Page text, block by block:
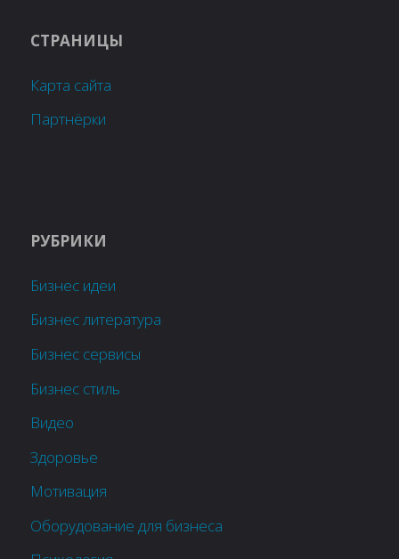
СТРАНИЦЫ
Карта сайта
Партнёрки
РУБРИКИ
Бизнес идеи
Бизнес литература
Бизнес сервисы
Бизнес стиль
Видео
Здоровье
Мотивация
Оборудование для бизнеса